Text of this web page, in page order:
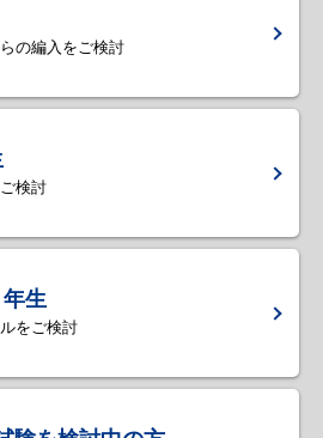
の編入をご検討
検討
生
をご検討